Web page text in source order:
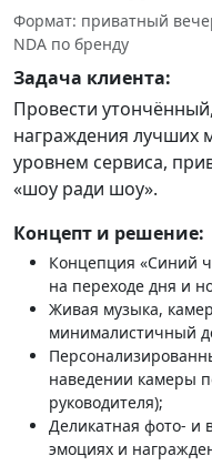
Формат: приватный вечер
NDA по бренду
Задача клиента:
Провести
награждения лучших
уровнем сервиса,
«шоу ради шоу».
Концепт и решение:
Концепция «Синий
на переходе дня и
Живая музыка,
минималистичный
наведении камеры
руководителя);
Деликатная фото‑ и
эмоциях и